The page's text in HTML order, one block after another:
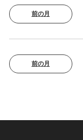
前の月
前の月